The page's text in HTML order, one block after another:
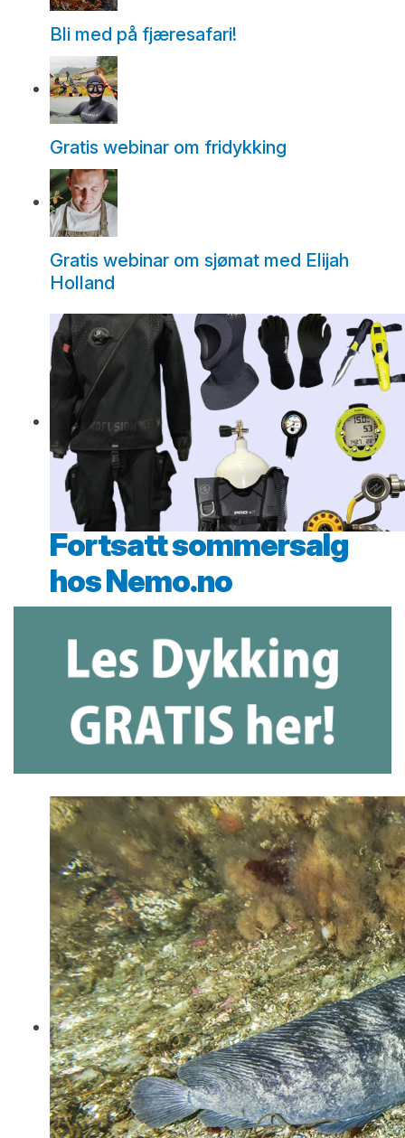
Bli med på fjæresafari!
Gratis webinar om fridykking
Gratis webinar om sjømat med Elijah
Holland
Fortsatt sommersalg
hos Nemo.no